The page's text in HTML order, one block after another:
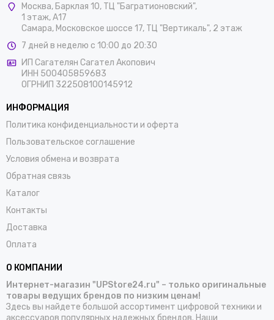
Москва, Барклая 10, ТЦ "Багратионовский",
1 этаж, А17
Самара, Московское шоссе 17, ТЦ "Вертикаль", 2 этаж
7 дней в неделю с 10:00 до 20:30
ИП Сагателян Сагател Акопович
ИНН 500405859683
ОГРНИП 322508100145912
ИНФОРМАЦИЯ
Политика конфиденциальности и оферта
Пользовательское соглашение
Условия обмена и возврата
Обратная связь
Каталог
Контакты
Доставка
Оплата
О КОМПАНИИ
Интернет-магазин "UPStore24.ru" – только оригинальные
товары ведущих брендов по низким ценам!
Здесь вы найдете большой ассортимент цифровой техники и
аксессуаров популярных надежных брендов. Наши